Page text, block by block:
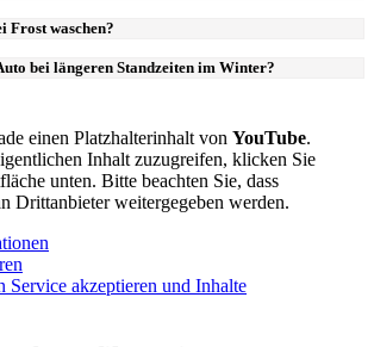
Frost waschen?
bei längeren Standzeiten im Winter?
einen Platzhalterinhalt von YouTube.
Inhalt zuzugreifen, klicken Sie
unten. Bitte beachten Sie, dass
Drittanbieter weitergegeben werden.
Service akzeptieren und Inhalte